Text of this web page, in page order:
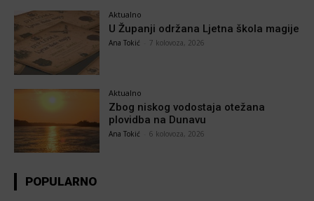
Aktualno
U Županji održana Ljetna škola magije
Ana Tokić 7 kolovoza, 2026
Aktualno
Zbog niskog vodostaja otežana
plovidba na Dunavu
Ana Tokić 6 kolovoza, 2026
POPULARNO